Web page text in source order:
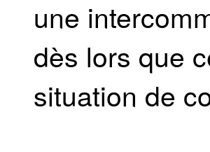
une
dès lors que
situation de